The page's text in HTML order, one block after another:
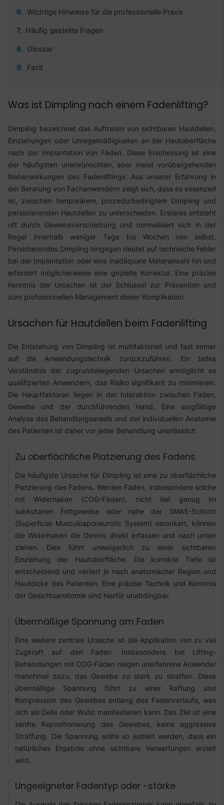
Wichtige Hinweise für die professionelle Praxis
Häufig gestellte Fragen
Glossar
Fazit
Was ist Dimpling nach einem Fadenlifting?
Dimpling bezeichnet das Auftreten von sichtbaren Hautdellen,
Einziehungen oder Unregelmäßigkeiten an der Hautoberfläche
nach der Implantation von Fäden. Diese Erscheinung ist eine
der häufigsten unerwünschten, aber meist vorübergehenden
Nebenwirkungen des Fadenliftings. Aus unserer Erfahrung in
der Beratung von Fachanwendern zeigt sich, dass es essenziell
ist, zwischen temporärem, prozedurbedingtem Dimpling und
persistierenden Hautdellen zu unterscheiden. Ersteres entsteht
oft durch Gewebeverschiebung und normalisiert sich in der
Regel innerhalb weniger Tage bis Wochen von selbst.
Persistierendes Dimpling hingegen deutet auf technische Fehler
bei der Implantation oder eine inadäquate Materialwahl hin und
erfordert möglicherweise eine gezielte Korrektur. Eine präzise
Kenntnis der Ursachen ist der Schlüssel zur Prävention und
zum professionellen Management dieser Komplikation.
Ursachen für Hautdellen beim Fadenlifting
Die Entstehung von Dimpling ist multifaktoriell und fast immer
auf die Anwendungstechnik zurückzuführen. Ein tiefes
Verständnis der zugrundeliegenden Ursachen ermöglicht es
qualifizierten Anwendern, das Risiko signifikant zu minimieren.
Die Hauptfaktoren liegen in der Interaktion zwischen Faden,
Gewebe und der durchführenden Hand. Eine sorgfältige
Analyse des Behandlungsareals und der individuellen Anatomie
des Patienten ist daher vor jeder Behandlung unerlässlich.
Zu oberflächliche Platzierung des Fadens
Die häufigste Ursache für Dimpling ist eine zu oberflächliche
Platzierung des Fadens. Werden Fäden, insbesondere solche
mit Widerhaken (COG-Fäden), nicht tief genug im
subkutanen Fettgewebe oder nahe der SMAS-Schicht
(Superficial Musculoaponeurotic System) verankert, können
die Widerhaken die Dermis direkt erfassen und nach unten
ziehen. Dies führt unweigerlich zu einer sichtbaren
Einziehung der Hautoberfläche. Die korrekte Tiefe ist
entscheidend und variiert je nach anatomischer Region und
Hautdicke des Patienten. Eine präzise Technik und Kenntnis
der Gesichtsanatomie sind hierfür unabdingbar.
Übermäßige Spannung am Faden
Eine weitere zentrale Ursache ist die Applikation von zu viel
Zugkraft auf den Faden. Insbesondere bei Lifting-
Behandlungen mit COG-Fäden neigen unerfahrene Anwender
manchmal dazu, das Gewebe zu stark zu straffen. Diese
übermäßige Spannung führt zu einer Raffung und
Kompression des Gewebes entlang des Fadenverlaufs, was
sich als Delle oder Wulst manifestieren kann. Das Ziel ist eine
sanfte Repositionierung des Gewebes, keine aggressive
Straffung. Die Spannung sollte so justiert werden, dass ein
natürliches Ergebnis ohne sichtbare Verwerfungen erzielt
wird.
Ungeeigneter Fadentyp oder -stärke